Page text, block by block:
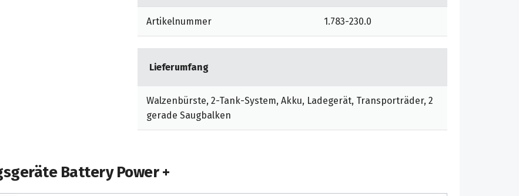
Artikelnummer 1.783-230.0
Lieferumfang
Walzenbürste, 2-Tank-System, Akku, Ladegerät, Transporträder, 2
gerade Saugbalken
Battery Power +